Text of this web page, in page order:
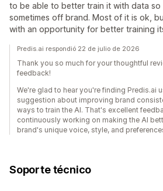
to be able to better train it with data
sometimes off brand. Most of it is ok,
with an opportunity for better training
Predis.ai respondió 22 de julio de 2026
Thank you so much for your thoughtful
feedback!
We're glad to hear you're finding Predis.ai
suggestion about improving brand
ways to train the AI. That's excellent
continuously working on making the AI
brand's unique voice, style, and
Soporte técnico